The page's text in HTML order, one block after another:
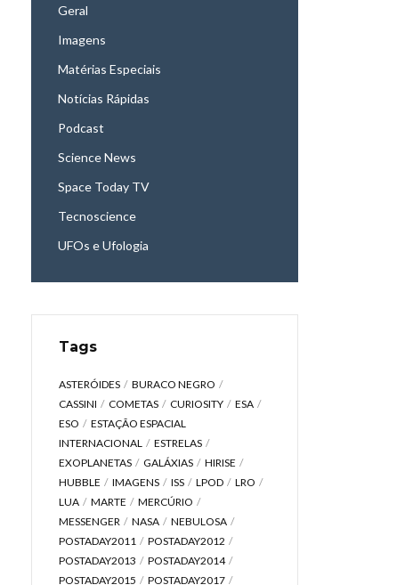
Geral
Imagens
Matérias Especiais
Notícias Rápidas
Podcast
Science News
Space Today TV
Tecnoscience
UFOs e Ufologia
Tags
ASTERÓIDES
BURACO NEGRO
CASSINI
COMETAS CURIOSITY
ESA
ESO
ESTAÇÃO ESPACIAL
INTERNACIONAL
ESTRELAS
EXOPLANETAS
GALÁXIAS
HIRISE
HUBBLE
IMAGENS ISS LPOD
LRO
LUA
MARTE
MERCÚRIO
MESSENGER
NASA
NEBULOSA
POSTADAY2011
POSTADAY2012
POSTADAY2013
POSTADAY2014
POSTADAY2015
POSTADAY2017